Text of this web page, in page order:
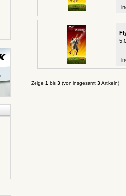
Zeige 1 bis 3(von insgesamt 3Artikeln)